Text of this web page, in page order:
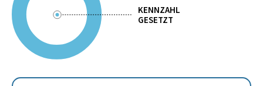
KENNZAHL
GESETZT